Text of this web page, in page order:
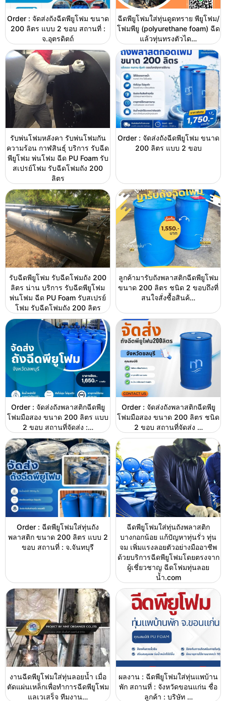
Order : จัดส่งถังฉีดพียูโฟม ขนาด
200 ลิตร แบบ 2 ขอบ สถานที่ :
จ.อุตรดิตถ์
ฉีดพียูโฟมใส่ทุ่นดูดทราย พียูโฟม/
โฟมพียู (polyurethane foam) ฉีด
แล้วทุ่นทรงตัวได…
รับพ่นโฟมหลังคา รับพ่นโฟมกัน
ความร้อน กาฬสินธุ์ บริการ รับฉีด
พียูโฟม พ่นโฟม ฉีด PU Foam รับ
สเปรย์โฟม รับฉีดโฟมถัง 200
ลิตร
Order : จัดส่งถังฉีดพียูโฟม ขนาด
200 ลิตร แบบ 2 ขอบ
รับฉีดพียูโฟม รับฉีดโฟมถัง 200
ลิตร น่าน บริการ รับฉีดพียูโฟม
พ่นโฟม ฉีด PU Foam รับสเปรย์
โฟม รับฉีดโฟมถัง 200 ลิตร
ลูกค้ามารับถังพลาสติกฉีดพียูโฟม
ขนาด 200 ลิตร ชนิด 2 ขอบถึงที่
สนใจสั่งซื้อสินค้…
Order : จัดส่งถังพลาสติกฉีดพียู
โฟมมือสอง ขนาด 200 ลิตร แบบ
2 ขอบ สถานที่จัดส่ง :…
Order : จัดส่งถังพลาสติกฉีดพียู
โฟมมือสอง ขนาด 200 ลิตร ชนิด
2 ขอบ สถานที่จัดส่ง …
Order : ฉีดพียูโฟมใส่ทุ่นถัง
พลาสติก ขนาด 200 ลิตร แบบ 2
ขอบ สถานที่ : จ.จันทบุรี
ฉีดพียูโฟมใส่ทุ่นถังพลาสติก
บางกอกน้อย แก้ปัญหาทุ่นรั่ว ทุ่น
จม เพิ่มแรงลอยตัวอย่างมืออาชีพ
ด้วยบริการฉีดพียูโฟมโดยตรงจาก
ผู้เชี่ยวชาญ ฉีดโฟมทุ่นลอย
น้ำ.com
งานฉีดพียูโฟมใส่ทุ่นลอยน้ำ เมื่อ
ตัดแผ่นเหล็กเพื่อทำการฉีดพียูโฟม
แลเวเสร็จ ทีมงาน…
ผลงาน : ฉีดพียูโฟมใส่ทุ่นแพบ้าน
พัก สถานที่ : จังหวัดขอนแก่น ชื่อ
ลูกค้า : บริษัท …